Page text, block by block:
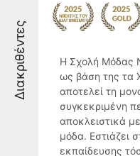
Διακριθέντες
Η Σχολή Μόδας
ως βάση της τα
αποτελεί τη
συγκεκριμένη
αποκλειστικά
μόδα. Εστιάζει
εκπαίδευσης